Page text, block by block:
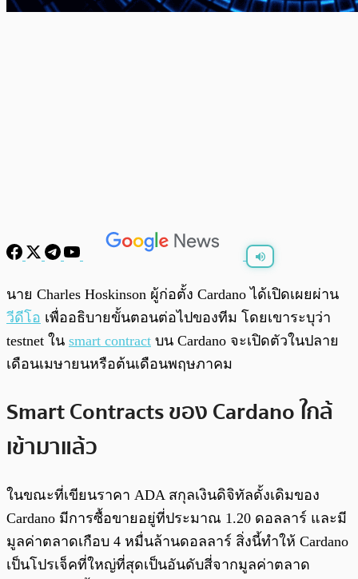
0:00 0:00
นาย Charles Hoskinson ผู้ก่อตั้ง Cardano ได้เปิดเผยผ่าน
วีดีโอ เพื่ออธิบายขั้นตอนต่อไปของทีม โดยเขาระบุว่า
testnet ใน smart contract บน Cardano จะเปิดตัวในปลาย
เดือนเมษายนหรือต้นเดือนพฤษภาคม
Smart Contracts ของ Cardano ใกล้
เข้ามาแล้ว
ในขณะที่เขียนราคา ADA สกุลเงินดิจิทัลดั้งเดิมของ
Cardano มีการซื้อขายอยู่ที่ประมาณ 1.20 ดอลลาร์ และมี
มูลค่าตลาดเกือบ 4 หมื่นล้านดอลลาร์ สิ่งนี้ทำให้ Cardano
เป็นโปรเจ็คที่ใหญ่ที่สุดเป็นอันดับสี่จากมูลค่าตลาด